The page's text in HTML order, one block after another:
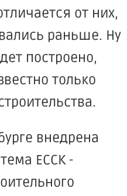
от них,
раньше. Ну
построено,
только
внедрена
ЕССК -